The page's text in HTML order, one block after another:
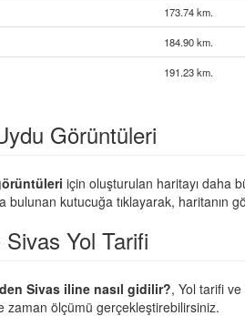
173.74 km.
184.90 km.
191.23 km.
Görüntüleri
için oluşturulan haritayı daha
bulunan kutucuğa tıklayarak, haritanın
Yol Tarifi
Sivas iline nasıl gidilir?, Yol tarifi
zaman ölçümü gerçekleştirebilirsiniz.